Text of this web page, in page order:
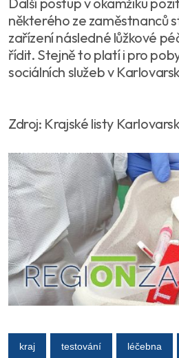
některého ze zaměstnanců
zařízení následné lůžkové
řídit. Stejně to platí i pro
sociálních služeb v
Zdroj: Krajské listy
kraj testování léčebna